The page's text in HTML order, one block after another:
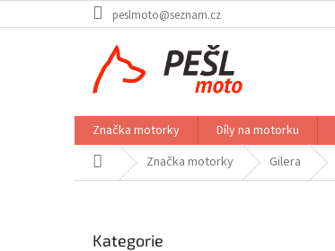
na
peslmoto@seznam.cz
Značka motorky Díly na motorku
Domů Značka motorky Gilera
kategorie
Kategorie